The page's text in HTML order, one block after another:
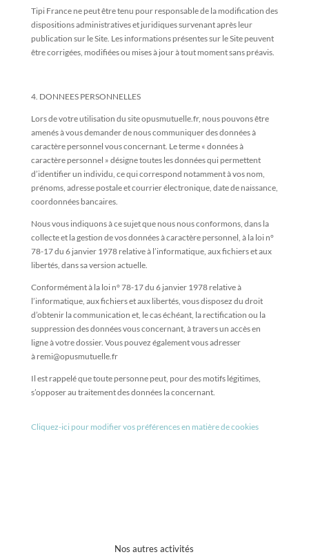
Tipi France ne peut être tenu pour responsable de la modification des
dispositions administratives et juridiques survenant après leur
publication sur le Site. Les informations présentes sur le Site peuvent
être corrigées, modifiées ou mises à jour à tout moment sans préavis.
4. DONNEES PERSONNELLES
Lors de votre utilisation du site opusmutuelle.fr, nous pouvons être
amenés à vous demander de nous communiquer des données à
caractère personnel vous concernant. Le terme « données à
caractère personnel » désigne toutes les données qui permettent
d’identifier un individu, ce qui correspond notamment à vos nom,
prénoms, adresse postale et courrier électronique, date de naissance,
coordonnées bancaires.
Nous vous indiquons à ce sujet que nous nous conformons, dans la
collecte et la gestion de vos données à caractère personnel, à la loi n°
78-17 du 6 janvier 1978 relative à l’informatique, aux fichiers et aux
libertés, dans sa version actuelle.
Conformément à la loi n° 78-17 du 6 janvier 1978 relative à
l’informatique, aux fichiers et aux libertés, vous disposez du droit
d’obtenir la communication et, le cas échéant, la rectification ou la
suppression des données vous concernant, à travers un accès en
ligne à votre dossier. Vous pouvez également vous adresser
à remi@opusmutuelle.fr
Il est rappelé que toute personne peut, pour des motifs légitimes,
s’opposer au traitement des données la concernant.
Cliquez-ici pour modifier vos préférences en matière de cookies
Nos autres activités